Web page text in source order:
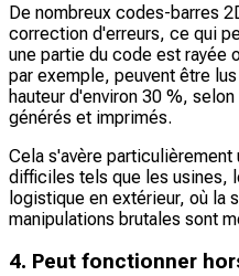
De nombreux codes-barres
correction d'erreurs, ce qui
une partie du code est rayée
par exemple, peuvent être
hauteur d'environ 30 %,
générés et imprimés.
Cela s'avère
difficiles tels que les usines,
logistique en extérieur, où la
manipulations brutales sont
4. Peut fonctionner